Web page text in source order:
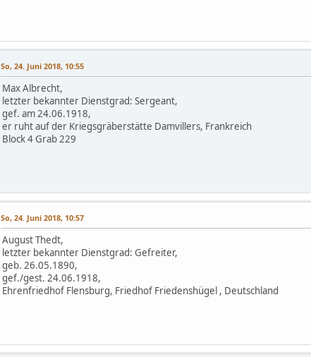
So, 24. Juni 2018, 10:55
Max Albrecht,
letzter bekannter Dienstgrad: Sergeant,
gef. am 24.06.1918,
er ruht auf der Kriegsgräberstätte Damvillers, Frankreich
Block 4 Grab 229
So, 24. Juni 2018, 10:57
August Thedt,
letzter bekannter Dienstgrad: Gefreiter,
geb. 26.05.1890,
gef./gest. 24.06.1918,
Ehrenfriedhof Flensburg, Friedhof Friedenshügel , Deutschland